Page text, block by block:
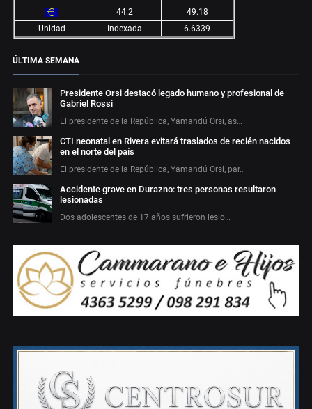
44.2
49.18
Unidad
Indexada 6.6339
ÚLTIMA SEMANA
Presidente Orsi destacó legado humano y profesional de
Gabriel Rossi
El presidente de la República, Yamandú Orsi, as…
CTI neonatal en Rivera evitará traslados de recién nacidos
en el norte del país
El presidente de la República, Yamandú Orsi, par…
Accidente grave en Durazno: tres personas resultaron
lesionadas
Dos adolescentes de 17 años sufrieron lesio…